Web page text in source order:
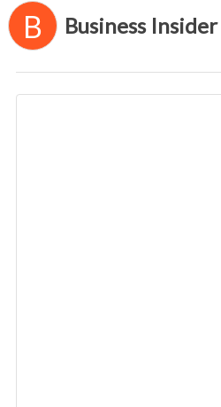
B Business Insider